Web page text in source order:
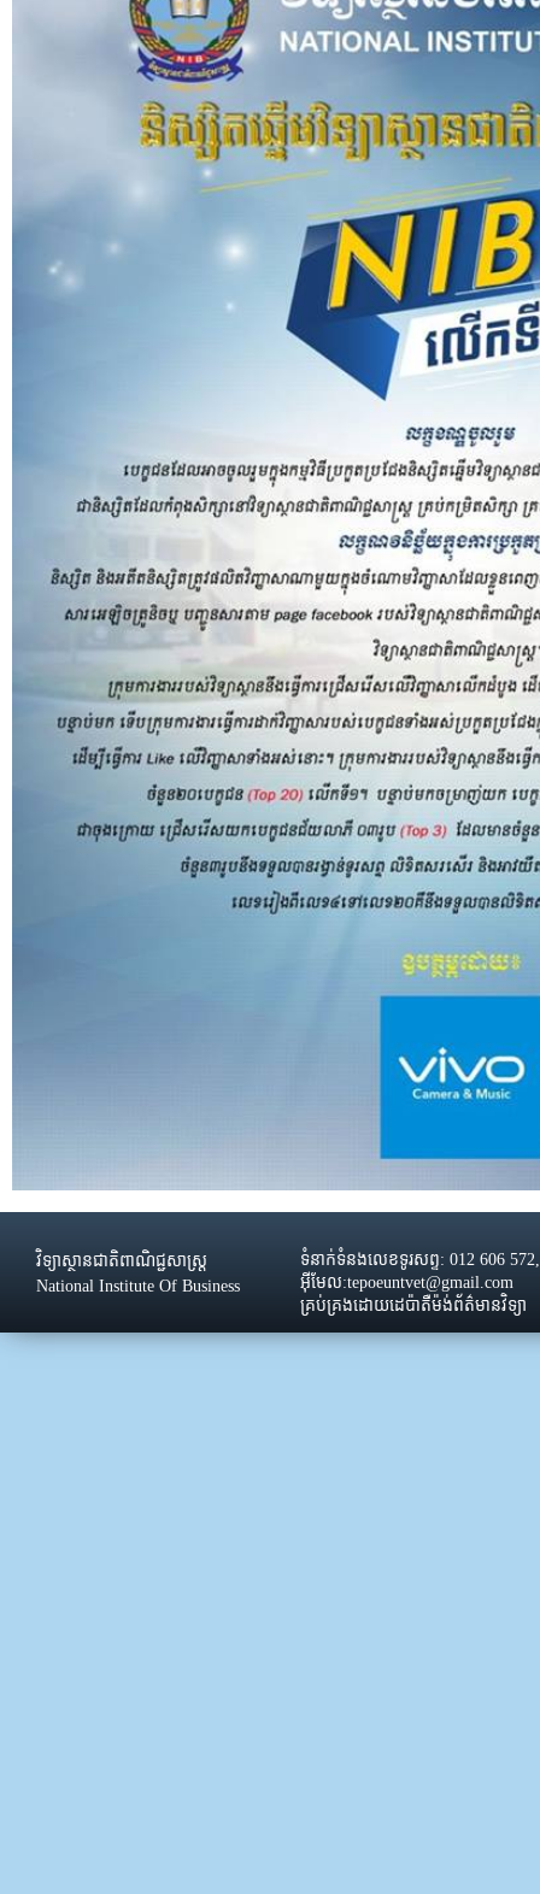
វិទ្យាស្ថានជាតិពាណិជ្ជសាស្រ្ដ
National Institute Of Business
ទំនាក់ទំនងលេខទូរសព្ទ: 012 606
អ៊ីមែល:tepoeuntvet@gmail.com
គ្រប់គ្រងដោយដេប៉ាតឺម៉ង់ព័ត៌មានវិទ្យា